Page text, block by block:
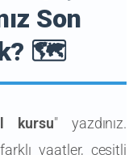
Son
🗺️
kursu" yazdınız.
vaatler, çeşitli